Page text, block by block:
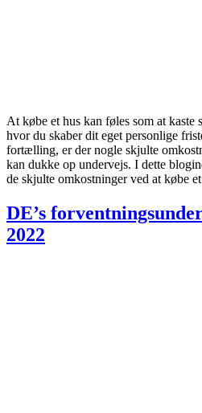
At købe et hus kan føles som at kaste
hvor du skaber dit eget personlige
fortælling, er der nogle skjulte
kan dukke op undervejs. I dette
de skjulte omkostninger ved at købe
DE’s
2022